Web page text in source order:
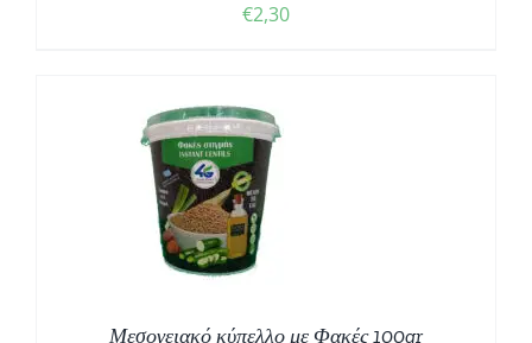
€2,30
Μεσογειακό κύπελλο με Φακές 100gr